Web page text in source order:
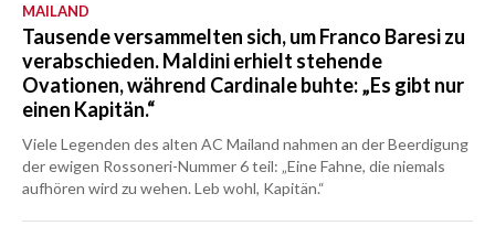
MAILAND
Tausende versammelten sich, um Franco Baresi zu
verabschieden. Maldini erhielt stehende
Ovationen, während Cardinale buhte: „Es gibt nur
einen Kapitän.“
Viele Legenden des alten AC Mailand nahmen an der Beerdigung
der ewigen Rossoneri-Nummer 6 teil: „Eine Fahne, die niemals
aufhören wird zu wehen. Leb wohl, Kapitän.“